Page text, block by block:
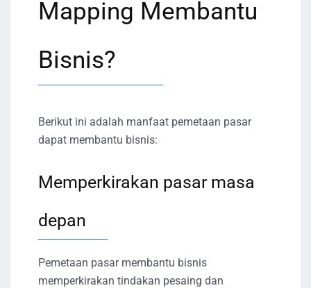
Mapping Membantu
Bisnis?
Berikut ini adalah manfaat pemetaan pasar
dapat membantu bisnis:
Memperkirakan pasar masa
depan
Pemetaan pasar membantu bisnis
memperkirakan tindakan pesaing dan